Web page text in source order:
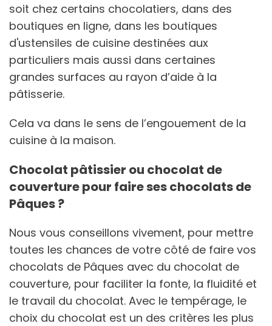
soit chez certains chocolatiers, dans des
boutiques en ligne, dans les boutiques
d'ustensiles de cuisine destinées aux
particuliers mais aussi dans certaines
grandes surfaces au rayon d’aide à la
pâtisserie.
Cela va dans le sens de l’engouement de la
cuisine à la maison.
Chocolat pâtissier ou chocolat de
couverture pour faire ses chocolats de
Pâques ?
Nous vous conseillons vivement, pour mettre
toutes les chances de votre côté de faire vos
chocolats de Pâques avec du chocolat de
couverture, pour faciliter la fonte, la fluidité et
le travail du chocolat. Avec le tempérage, le
choix du chocolat est un des critères les plus